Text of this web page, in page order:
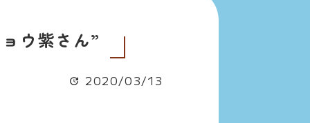
ウ紫さん”
2020/03/13